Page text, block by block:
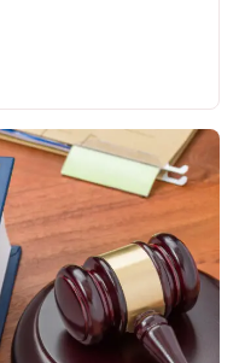
und deshalb
(22.1.2025, Az. 2 WD